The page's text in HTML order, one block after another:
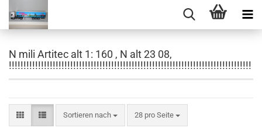
N mili Artitec alt 1: 160 , N alt 23 08,
!!!!!!!!!!!!!!!!!!!!!!!!!!!!!!!!!!!!!!!!!!!!!!!!!!!!!!!!!!!!!!!!!!!!!!!!!!!!!!!!!!!
Sortieren nach
Sortieren nach 28 pro Seite
pro Seite